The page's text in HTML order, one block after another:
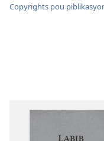
Copyrights pou